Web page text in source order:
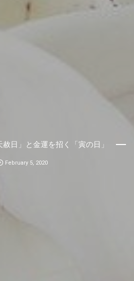
日」と金運を招く「寅の日」
February 5, 2020